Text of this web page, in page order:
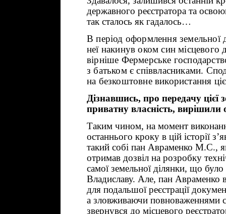
державного реєстратора та
так сталось як гадалось…
В період оформлення земельної
неї накинув оком син місцевого
вірніше Фермерське
з батьком є співвласниками.
на безкоштовне використання
Дізнавшись, про передачу цієї
приватну власність, вирішили
Таким чином, на момент
останнього кроку в цій історії
такий собі пан Авраменко М.С.,
отримав дозвіл на розробку
самої земельної ділянки, що
Владиславу. Але, пан Авраменко
для подальшої реєстрації
а зловживаючи повноваженнями
звернувся до місцевого